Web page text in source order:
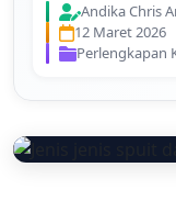
Andika Chris
12 Maret 2026
Perlengkapan